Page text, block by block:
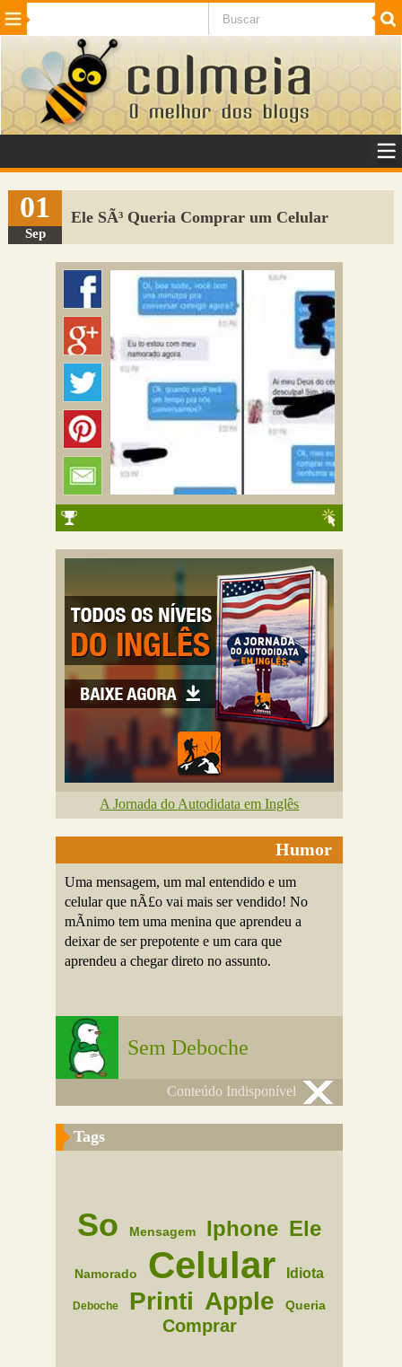
Beleza Cinema e TV
Internet Jogos NotÃ­cias SaÃºde
VeÃ­culos Adulto
Sugerir Link
Adicionar Blog
Colmeia Exchange
01
Sep
Ele SÃ³ Queria Comprar um Celular
A Jornada do Autodidata em Inglês
Humor
Uma mensagem, um mal entendido e um
celular que nÃ£o vai mais ser vendido! No
mÃ­nimo tem uma menina que aprendeu a
deixar de ser prepotente e um cara que
aprendeu a chegar direto no assunto.
Sem Deboche
Conteúdo Indisponível
Tags
So Mensagem Iphone Ele
Namorado Celular Idiota
Deboche Printi Apple Queria
Comprar